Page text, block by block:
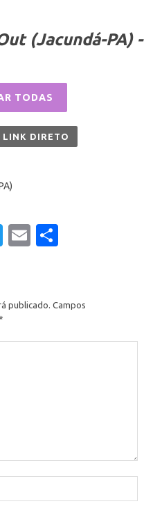
(Jacundá-PA) -
TODAS
LINK DIRETO
Twitter
Email
publicado. Campos
*